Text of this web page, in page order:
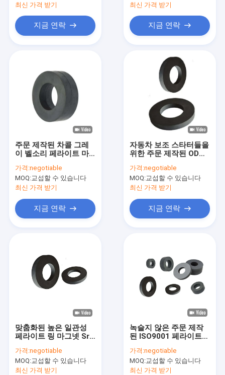
최신 가격 받기
지금 연락
최신 가격 받기
지금 연락
주문 제작된 차콜 그레
이 벨소리 페라이트 마
성능
가격:negotiable
MOQ:교섭할 수 있습니다
최신 가격 받기
지금 연락
자동차 보조 스타터들을
위한 주문 제작된 ODM
식 방부제 Y30H
가격:negotiable
MOQ:교섭할 수 있습니다
최신 가격 받기
지금 연락
맞춤화된 높은 일관성
페라이트 링 마그넷 SrO
가격:negotiable
MOQ:교섭할 수 있습니다
최신 가격 받기
녹슬지 않은 주문 제작
된 ISO9001 페라이트
링 마그네트
가격:negotiable
MOQ:교섭할 수 있습니다
최신 가격 받기